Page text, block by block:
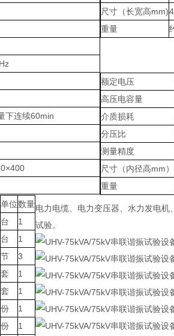
下连续60min
尺寸（长宽高mm)
重量
额定电压
高压电容量
介质损耗
分压比
测量精度
尺寸（内径高mm）
重量
单位数量
台
1
台
1
节
3
套
1
套
1
份
1
份
1
电力电缆、电力变压器、水力发电
试验。